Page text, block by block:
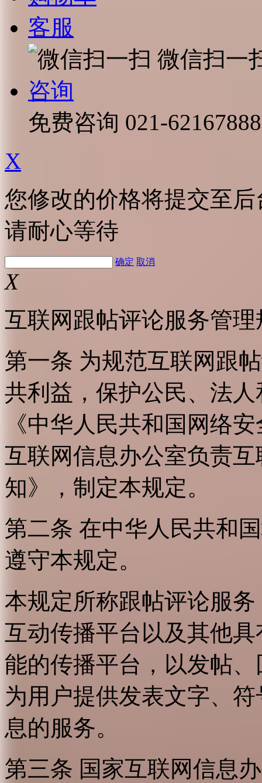
客服
微信扫一
咨询
免费咨询 021-62167888
X
您修改的价格将提交至
请耐心等待
确定 取消
X
互联网跟帖评论服务管理
第一条 为规范互联网跟
共利益，保护公民、法
《中华人民共和国网络
互联网信息办公室负责
知》，制定本规定。
第二条 在中华人民共和
遵守本规定。
本规定所称跟帖评论服
互动传播平台以及其他
能的传播平台，以发帖
为用户提供发表文字、
息的服务。
第三条 国家互联网信息